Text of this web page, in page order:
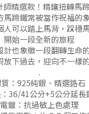
師精選款！精鑲扭轉馬
馬蹄鐵常被當作祝福的
人可以踏上馬背，踩穩
開始一段全新的旅程
計也象徵一段翻轉生命
放下過去，迎向不一樣
.
：925純銀、精選鋯石
36/41公分+5公分延長
電鍍：抗過敏上色處理